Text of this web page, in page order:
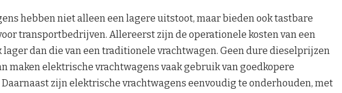
hebben niet alleen een lagere uitstoot, maar bieden ook tastbare
transportbedrijven. Allereerst zijn de operationele kosten van een
dan die van een traditionele vrachtwagen. Geen dure dieselprijzen
maken elektrische vrachtwagens vaak gebruik van goedkopere
zijn elektrische vrachtwagens eenvoudig te onderhouden, met